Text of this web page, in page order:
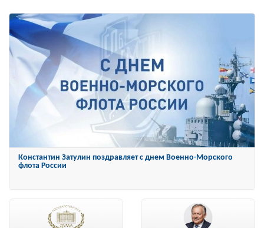
Константин Затулин награжден Орденом «За заслуги перед
Отечеством» IV степени